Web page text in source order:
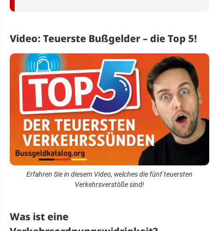
Video: Teuerste Bußgelder – die Top 5!
Erfahren Sie in diesem Video, welches die fünf teuersten
Verkehrsverstöße sind!
Was ist eine